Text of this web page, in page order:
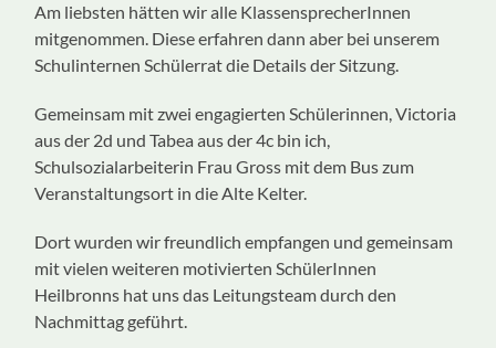
Am liebsten hätten wir alle KlassensprecherInnen
mitgenommen. Diese erfahren dann aber bei unserem
Schulinternen Schülerrat die Details der Sitzung.
Gemeinsam mit zwei engagierten Schülerinnen, Victoria
aus der 2d und Tabea aus der 4c bin ich,
Schulsozialarbeiterin Frau Gross mit dem Bus zum
Veranstaltungsort in die Alte Kelter.
Dort wurden wir freundlich empfangen und gemeinsam
mit vielen weiteren motivierten SchülerInnen
Heilbronns hat uns das Leitungsteam durch den
Nachmittag geführt.